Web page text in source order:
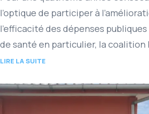
l’optique de participer à
l’efficacité des dépenses
de santé en particulier, la coalition
que vous payez-Congo (PWYP…
LIRE LA SUITE